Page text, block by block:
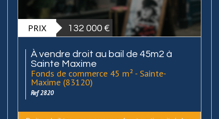
PRIX 132 000 €
À vendre droit au bail de 45m2 à
Sainte Maxime
Fonds de commerce 45 m² - Sainte-
Maxime (83120)
Ref 2820